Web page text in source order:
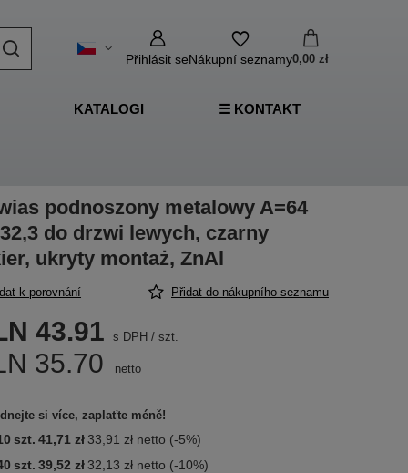
Přihlásit seNákupní seznamy0,00 zł
KATALOGI ☰ KONTAKT
podnoszony metalowy A=64
do drzwi lewych, czarny
ukryty montaż, ZnAl
k porovnání Přidat do nákupního seznamu
43.91 s DPH /szt.
35.70 netto
si více, zaplaťte méně!
szt. 41,71 zł33,91 zł netto (-5%)
szt. 39,52 zł32,13 zł netto (-10%)